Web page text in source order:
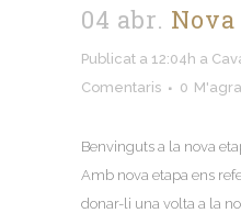
04 abr.
Publicat a 12:04h a
Comentaris
0
Benvinguts a la nova
Amb nova etapa ens
donar-li una volta a la